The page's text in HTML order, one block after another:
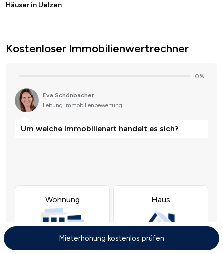
Häuser in Uelzen
Kostenloser Immobilienwertrechner
Mieterhöhung kostenlos prüfen